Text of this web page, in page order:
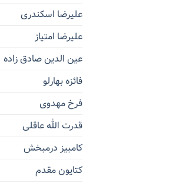
علیرضا اسکندری
علیرضا امتیاز
عین الدین صادق زاده
فائزه بهارلو
فرخ مهدوی
قدرت الله عاقلی
کامبیز درمبخش
کتایون مقدم